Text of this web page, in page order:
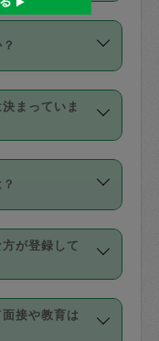
ます。
す。
プロフィー
なくても大
カード（Vプ
支払にはご利
ていませ
も、依頼料
いとなりま
期（毎週｜
依頼は「ス
利用できま
いない代わ
セルは有償
以上のキャ
定期の場合
償（1200
生し、依頼
払いとなり
の詳細」に
まっていま
ずれも１回あ
ることが可
物、料理、
によってで
ので、依頼
フィールで
が登録して
お持ちの
資格者で保
接や教育は